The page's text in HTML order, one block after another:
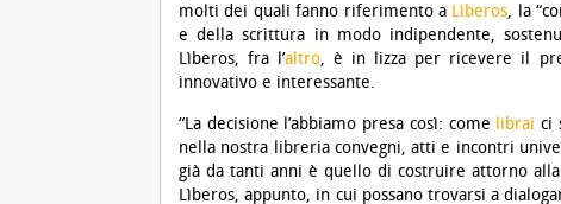
molti dei quali fanno riferimento a Lìberos, la
e della scrittura in modo indipendente,
Lìberos, fra l’altro, è in lizza per ricevere il
innovativo e interessante.
“La decisione l’abbiamo presa così: come librai ci
nella nostra libreria convegni, atti e incontri
già da tanti anni è quello di costruire attorno
Lìberos, appunto, in cui possano trovarsi a